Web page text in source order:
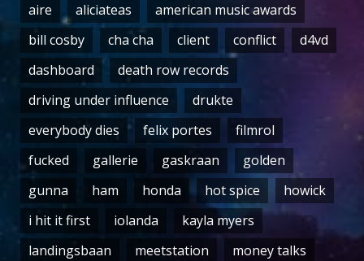
aire aliciateas
american music awards
bill cosby
cha cha client conflict
d4vd
dashboard
death row records
driving under influence
drukte
everybody dies
felix portes
filmrol
fucked
gallerie gaskraan
golden
gunna
ham honda hot spice
howick
i hit it first
iolanda
kayla myers
landingsbaan
meetstation
money talks